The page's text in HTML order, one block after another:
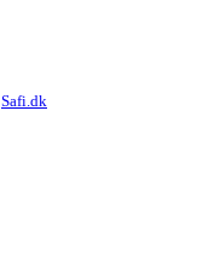
Safi.dk